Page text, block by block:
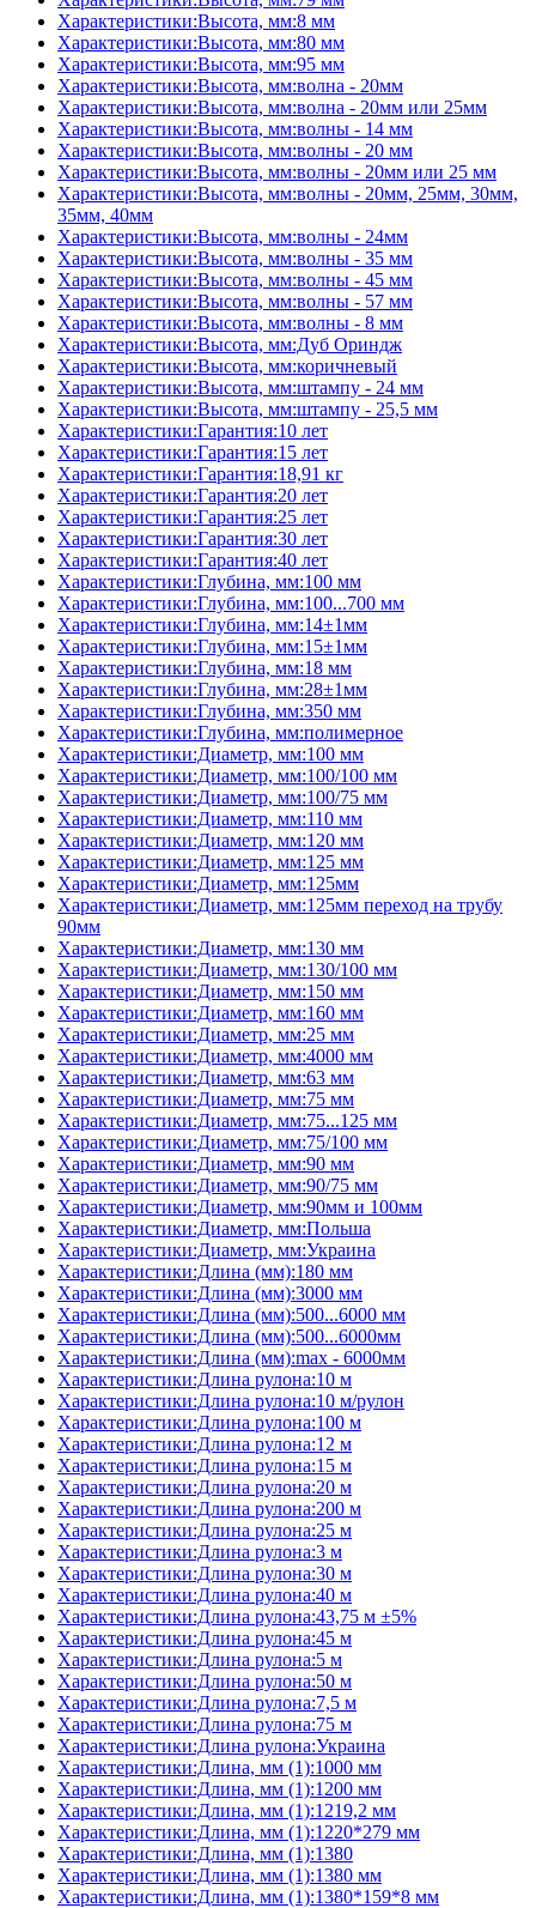
Характеристики:Высота, мм:8 мм
Характеристики:Высота, мм:80 мм
Характеристики:Высота, мм:95 мм
Характеристики:Высота, мм:волна - 20мм
Характеристики:Высота, мм:волна - 20мм или 25мм
Характеристики:Высота, мм:волны - 14 мм
Характеристики:Высота, мм:волны - 20 мм
Характеристики:Высота, мм:волны - 20мм или 25 мм
Характеристики:Высота, мм:волны - 20мм, 25мм, 30мм,
35мм, 40мм
Характеристики:Высота, мм:волны - 24мм
Характеристики:Высота, мм:волны - 35 мм
Характеристики:Высота, мм:волны - 45 мм
Характеристики:Высота, мм:волны - 57 мм
Характеристики:Высота, мм:волны - 8 мм
Характеристики:Высота, мм:Дуб Ориндж
Характеристики:Высота, мм:коричневый
Характеристики:Высота, мм:штампу - 24 мм
Характеристики:Высота, мм:штампу - 25,5 мм
Характеристики:Гарантия:10 лет
Характеристики:Гарантия:15 лет
Характеристики:Гарантия:18,91 кг
Характеристики:Гарантия:20 лет
Характеристики:Гарантия:25 лет
Характеристики:Гарантия:30 лет
Характеристики:Гарантия:40 лет
Характеристики:Глубина, мм:100 мм
Характеристики:Глубина, мм:100...700 мм
Характеристики:Глубина, мм:14±1мм
Характеристики:Глубина, мм:15±1мм
Характеристики:Глубина, мм:18 мм
Характеристики:Глубина, мм:28±1мм
Характеристики:Глубина, мм:350 мм
Характеристики:Глубина, мм:полимерное
Характеристики:Диаметр, мм:100 мм
Характеристики:Диаметр, мм:100/100 мм
Характеристики:Диаметр, мм:100/75 мм
Характеристики:Диаметр, мм:110 мм
Характеристики:Диаметр, мм:120 мм
Характеристики:Диаметр, мм:125 мм
Характеристики:Диаметр, мм:125мм
Характеристики:Диаметр, мм:125мм переход на трубу
90мм
Характеристики:Диаметр, мм:130 мм
Характеристики:Диаметр, мм:130/100 мм
Характеристики:Диаметр, мм:150 мм
Характеристики:Диаметр, мм:160 мм
Характеристики:Диаметр, мм:25 мм
Характеристики:Диаметр, мм:4000 мм
Характеристики:Диаметр, мм:63 мм
Характеристики:Диаметр, мм:75 мм
Характеристики:Диаметр, мм:75...125 мм
Характеристики:Диаметр, мм:75/100 мм
Характеристики:Диаметр, мм:90 мм
Характеристики:Диаметр, мм:90/75 мм
Характеристики:Диаметр, мм:90мм и 100мм
Характеристики:Диаметр, мм:Польша
Характеристики:Диаметр, мм:Украина
Характеристики:Длина (мм):180 мм
Характеристики:Длина (мм):3000 мм
Характеристики:Длина (мм):500...6000 мм
Характеристики:Длина (мм):500...6000мм
Характеристики:Длина (мм):max - 6000мм
Характеристики:Длина рулона:10 м
Характеристики:Длина рулона:10 м/рулон
Характеристики:Длина рулона:100 м
Характеристики:Длина рулона:12 м
Характеристики:Длина рулона:15 м
Характеристики:Длина рулона:20 м
Характеристики:Длина рулона:200 м
Характеристики:Длина рулона:25 м
Характеристики:Длина рулона:3 м
Характеристики:Длина рулона:30 м
Характеристики:Длина рулона:40 м
Характеристики:Длина рулона:43,75 м ±5%
Характеристики:Длина рулона:45 м
Характеристики:Длина рулона:5 м
Характеристики:Длина рулона:50 м
Характеристики:Длина рулона:7,5 м
Характеристики:Длина рулона:75 м
Характеристики:Длина рулона:Украина
Характеристики:Длина, мм (1):1000 мм
Характеристики:Длина, мм (1):1200 мм
Характеристики:Длина, мм (1):1219,2 мм
Характеристики:Длина, мм (1):1220*279 мм
Характеристики:Длина, мм (1):1380
Характеристики:Длина, мм (1):1380 мм
Характеристики:Длина, мм (1):1380*159*8 мм